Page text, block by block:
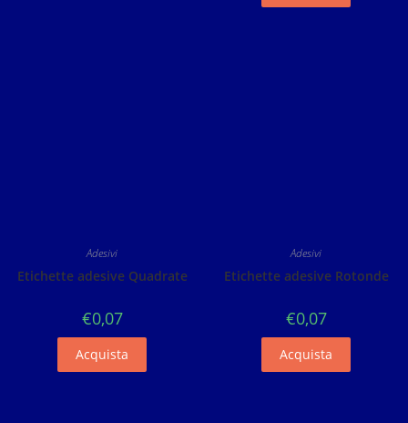
Adesivi
Etichette adesive Quadrate
€0,07
Acquista
Adesivi
Etichette adesive Rotonde
€0,07
Acquista